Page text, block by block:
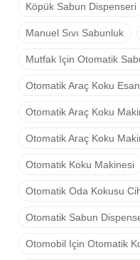
Köpük Sabun Dispenseri
Manuel Sıvı Sabunluk
Mutfak Için Otomatik
Otomatik Araç Koku
Otomatik Araç Koku
Otomatik Araç Koku
Otomatik Koku Makinesi
Otomatik Oda Kokusu
Otomatik Sabun
Otomobil Için Otomatik